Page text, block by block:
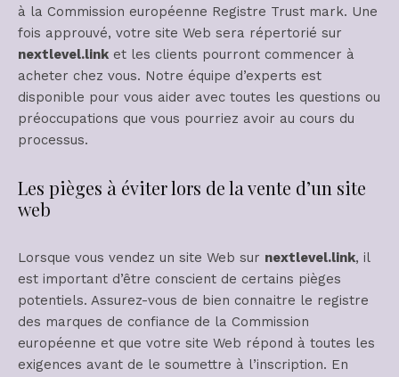
à la Commission européenne Registre Trust mark. Une
fois approuvé, votre site Web sera répertorié sur
nextlevel.link et les clients pourront commencer à
acheter chez vous. Notre équipe d’experts est
disponible pour vous aider avec toutes les questions ou
préoccupations que vous pourriez avoir au cours du
processus.
Les pièges à éviter lors de la vente d’un site
web
Lorsque vous vendez un site Web sur nextlevel.link, il
est important d’être conscient de certains pièges
potentiels. Assurez-vous de bien connaitre le registre
des marques de confiance de la Commission
européenne et que votre site Web répond à toutes les
exigences avant de le soumettre à l’inscription. En